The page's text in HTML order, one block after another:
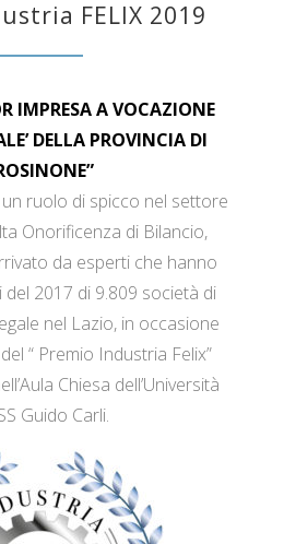
FELIX 2019
IMPRESA A VOCAZIONE
DELLA PROVINCIA DI
ruolo di spicco nel settore
Onorificenza di Bilancio,
da esperti che hanno
del 2017 di 9.809 società di
nel Lazio, in occasione
“ Premio Industria Felix”
Chiesa dell’Università
Guido Carli.